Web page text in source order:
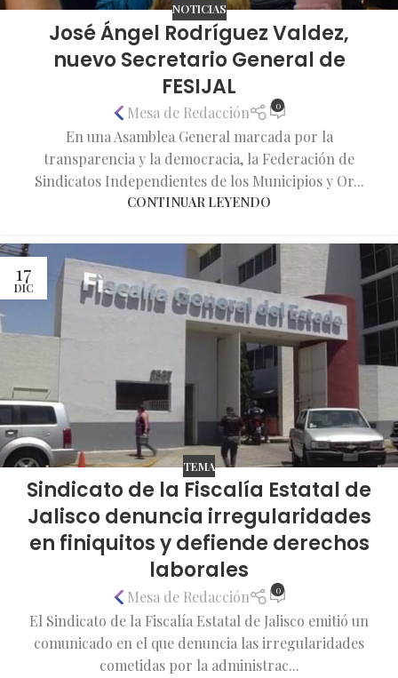
NOTICIAS
José Ángel Rodríguez Valdez,
nuevo Secretario General de
FESIJAL
Mesa de Redacción 0
En una Asamblea General marcada por la
transparencia y la democracia, la Federación de
Sindicatos Independientes de los Municipios y Or...
CONTINUAR LEYENDO
17
DIC
TEMA
Sindicato de la Fiscalía Estatal de
Jalisco denuncia irregularidades
en finiquitos y defiende derechos
laborales
Mesa de Redacción 0
El Sindicato de la Fiscalía Estatal de Jalisco emitió un
comunicado en el que denuncia las irregularidades
cometidas por la administrac...